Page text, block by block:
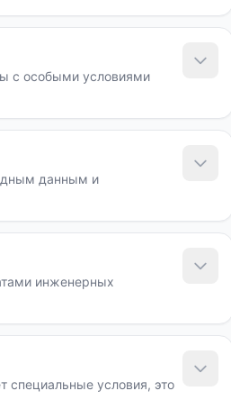
с особыми условиями
данным и
инженерных
специальные условия, это